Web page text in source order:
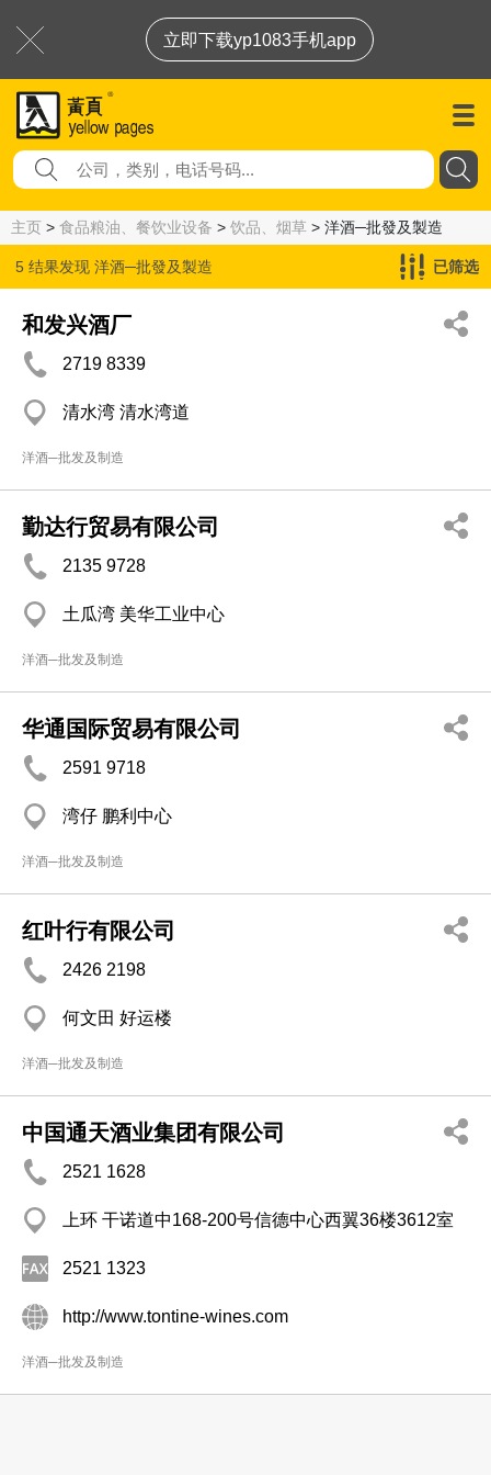
立即下载yp1083手机app
主页 > 食品粮油、餐饮业设备 > 饮品、烟草 > 洋酒─批發及製造
5 结果发现 洋酒─批發及製造 已筛选
和发兴酒厂
2719 8339
清水湾 清水湾道
洋酒─批发及制造
勤达行贸易有限公司
2135 9728
土瓜湾 美华工业中心
洋酒─批发及制造
华通国际贸易有限公司
2591 9718
湾仔 鹏利中心
洋酒─批发及制造
红叶行有限公司
2426 2198
何文田 好运楼
洋酒─批发及制造
中国通天酒业集团有限公司
2521 1628
上环 干诺道中168-200号信德中心西翼36楼3612室
2521 1323
http://www.tontine-wines.com
洋酒─批发及制造